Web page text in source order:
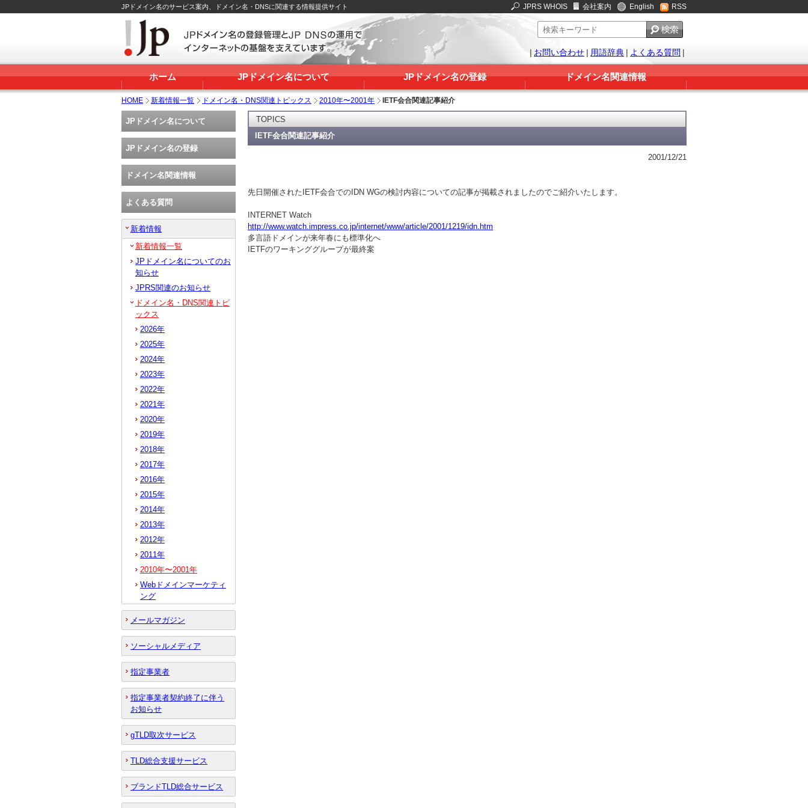
JPドメイン名のサービス案内、ドメイン名・DNSに関連する情報提供サイト JPRS WHOIS 会社案内 English RSS
| お問い合わせ | 用語辞典 | よくある質問 |
ホーム JPドメイン名について JPドメイン名の登録 ドメイン名関連情報
HOME 新着情報一覧 ドメイン名・DNS関連トピックス 2010年〜2001年 IETF会合関連記事紹介
TOPICS
IETF会合関連記事紹介
2001/12/21
先日開催されたIETF会合でのIDN WGの検討内容についての記事が掲載されましたのでご紹介いたします。
INTERNET Watch
http://www.watch.impress.co.jp/internet/www/article/2001/1219/idn.htm
多言語ドメインが来年春にも標準化へ
IETFのワーキンググループが最終案
JPドメイン名について
JPドメイン名の登録
ドメイン名関連情報
よくある質問
新着情報
新着情報一覧
JPドメイン名についてのお
知らせ
JPRS関連のお知らせ
ドメイン名・DNS関連トピ
ックス
2026年
2025年
2024年
2023年
2022年
2021年
2020年
2019年
2018年
2017年
2016年
2015年
2014年
2013年
2012年
2011年
2010年〜2001年
Webドメインマーケティ
ング
メールマガジン
ソーシャルメディア
指定事業者
指定事業者契約終了に伴う
お知らせ
gTLD取次サービス
TLD総合支援サービス
ブランドTLD総合サービス